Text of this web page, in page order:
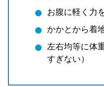
お腹に軽く力
かかとから着
左右均等に体
すぎない）